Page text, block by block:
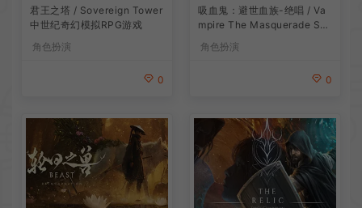
君王之塔 / Sovereign Tower
中世纪奇幻模拟RPG游戏
角色扮演
0
吸血鬼：避世血族-绝唱 / Va
mpire The Masquerade Sw
角色扮演
0